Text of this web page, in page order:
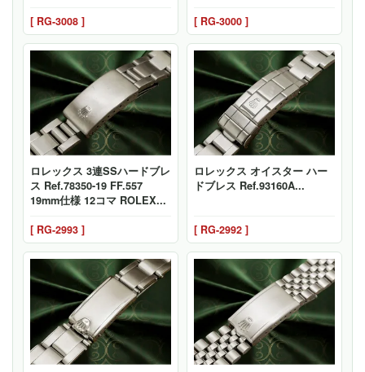
[ RG-3008 ]
[ RG-3000 ]
ロレックス 3連SSハードブレ
ス Ref.78350-19 FF.557
19mm仕様 12コマ ROLEX...
[ RG-2993 ]
ロレックス オイスター ハー
ドブレス Ref.93160A...
[ RG-2992 ]